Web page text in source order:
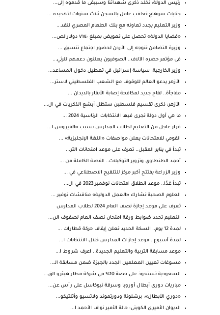
رئيس الدولة: نخلد ذكرى شهدائنا وسيبقى ما قدموه إلى...
جنايات سوهاج تعاقب عامل بالسجن ثلاث سنوات لتهديده ...
وزير التعليم يجدد تعاونه مع بنك الطعام المصري لتقد...
«قضايا الدولة» تحصل على تعويض بمبلغ ٧٦١٤٠ دولار لص...
وزيرة التضامن تتوجه إلى الأردن لحضور اجتماع تنسيق ...
فى مؤتمر حضره الآلاف.. الصوفيون يعلنون دعمهم للرئي...
وزير الخارجية: سياسة إسرائيل في تعطيل دخول المساعد...
الأزهر يدعو العالم للوقوف مع الشعب الفلسطيني لاستر...
مفاجأة.. لقاح جديد لمكافحة إصابة الأبقار بالديدان ...
الأزهر: ذكرى تقسيم فلسطين ستظل أبشع الذكريات في ال...
ما هي أول دولة تجرى فيها الانتخابات الرئاسية 2024 ...
قرار عاجل من التعليم لطلاب المدارس بسبب «الفيروس ا...
القومي للامتحانات يعلن مواصفات «اللغة الإنجليزية» ...
تبدأ في يناير المقبل.. تعرف على موعد امتحانات التر...
أحمد الطنطاوي وتزوير التوكيلات.. القصة الكاملة من ...
وزير الزراعة يفتتح أكبر مركز للتلقيح الاصطناعي في ...
تبدأ غدًا.. موعد انطلاق امتحانات نوفمبر 2023 في ال...
العلوم الصحية تشارك «العمل الدولية» مناقشات توفير ...
تعرف على موعد إجازة نصف العام 2024 لطلاب المدارس
التعليم تحدد ضوابط ورقة امتحان نصف العام لصفوف الن...
لمدة 12 يوم.. السكة الحديد تعلن إيقاف حركة قطارات ...
لمدة أسبوع.. موعد إجازات المدارس خلال الانتخابات ا...
موعد مسابقة التربية والتعليم الجديدة.. اعرف شروط ا...
مسوغات تعيين المعلمين الجدد بالجيزة ضمن مسابقة الـ...
السعودية تستحوذ على حصة 10% في شركة مطار هيثرو الق...
مباريات دورى أبطال أوروبا وسرقة نيوكاسل على رأس عن...
«دوري الأبطال»: برشلونة ودورتموند ولاتسيو وأتلتيكو...
الديوان الأميرى الكويتى: حالة الأمير نواف الأحمد ا...